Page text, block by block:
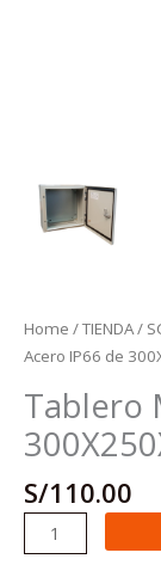
Home /TIENDA/
Acero IP66 de
Tablero
S/110.00
Tablero
Mural